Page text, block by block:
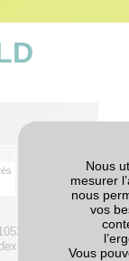
Nous
mesurer
nous
vos
Vous